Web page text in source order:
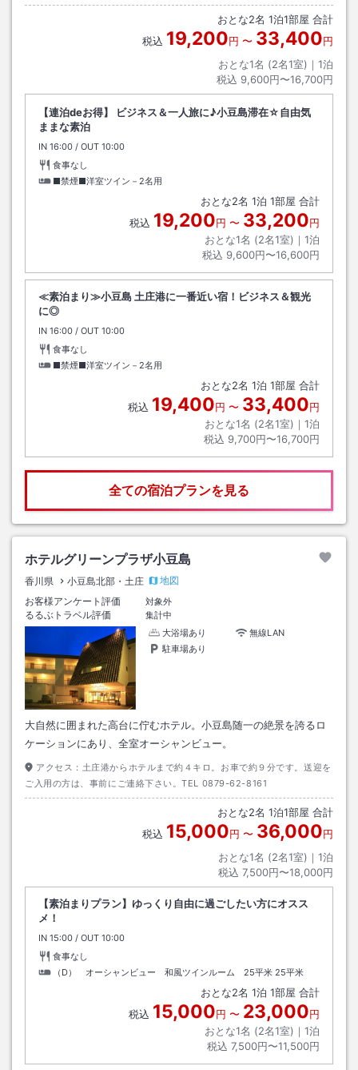
ので初めての小豆島でも安心してお越し頂けます。
おとな2名 1泊1部屋 合計
税込 19,200円 〜 33,400円
おとな1名 (2名1室)｜ 1泊
税込 9,600円〜16,700円
【連泊deお得】 ビジネス＆一人旅に♪小豆島滞在☆自由気
ままな素泊
IN チェックイン
16:00 / OUT チェックアウト
10:00
食事なし
■禁煙■洋室ツイン－2名用
おとな2名 1泊 1部屋 合計
税込 19,200円 〜 33,200円
おとな1名 (2名1室)｜ 1泊
税込 9,600円〜16,600円
≪素泊まり≫小豆島 土庄港に一番近い宿！ビジネス＆観光
に◎
IN チェックイン
16:00 / OUT チェックアウト
10:00
食事なし
■禁煙■洋室ツイン－2名用
おとな2名 1泊 1部屋 合計
税込 19,400円 〜 33,400円
おとな1名 (2名1室)｜ 1泊
税込 9,700円〜16,700円
全ての宿泊プランを見る
ホテルグリーンプラザ小豆島
香川県 小豆島北部・土庄
地図
お客様アンケート評価
対象外
るるぶトラベル評価
集計中
大浴場あり
無線LAN
駐車場あり
大自然に囲まれた高台に佇むホテル。小豆島随一の絶景を誇るロ
ケーションにあり、全室オーシャンビュー。
アクセス： 土庄港からホテルまで約４キロ。お車で約９分です。送迎を
ご入用の方は、事前にご連絡下さい。TEL 0879-62-8161
おとな2名 1泊1部屋 合計
税込 15,000円 〜 36,000円
おとな1名 (2名1室)｜ 1泊
税込 7,500円〜18,000円
【素泊まりプラン】ゆっくり自由に過ごしたい方にオスス
メ！
IN チェックイン
15:00 / OUT チェックアウト
10:00
食事なし
（D） オーシャンビュー 和風ツインルーム 25平米 25平米
おとな2名 1泊 1部屋 合計
税込 15,000円 〜 23,000円
おとな1名 (2名1室)｜ 1泊
税込 7,500円〜11,500円